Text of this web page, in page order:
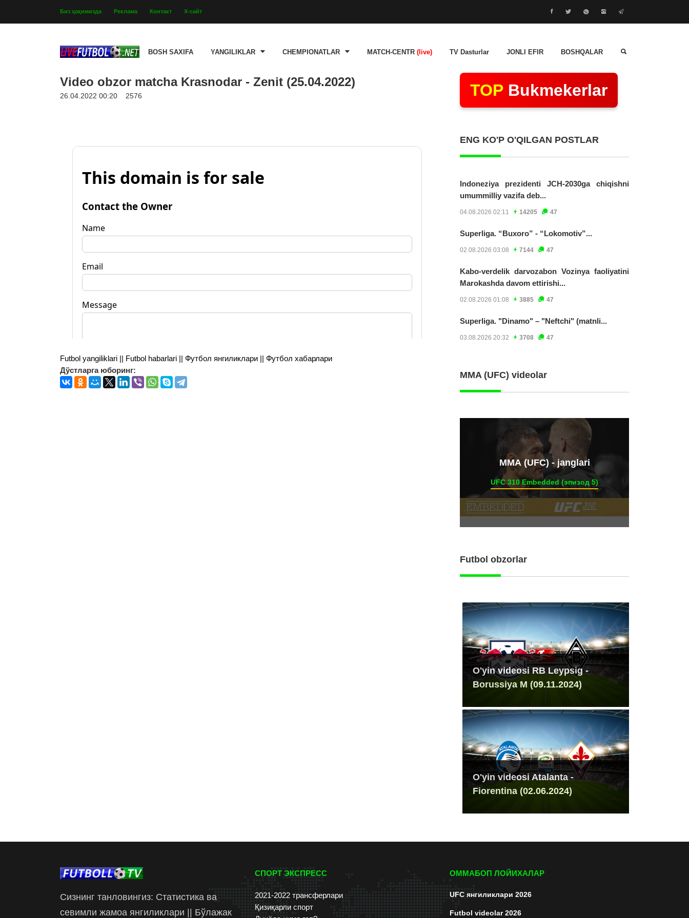
Биз ҳақимизда Реклама Контакт Х-сайт
BOSH SAXIFA YANGILIKLAR CHEMPIONATLAR MATCH-CENTR (live) TV Dasturlar JONLI EFIR BOSHQALAR
Video obzor matcha Krasnodar - Zenit (25.04.2022)
26.04.2022 00:20 2576
Futbol yangiliklari || Futbol habarlari || Футбол янгиликлари || Футбол хабарлари
Дўстларга юборинг:
TOP Bukmekerlar
ENG KO'P O'QILGAN POSTLAR
Indoneziya prezidenti JCH-2030ga chiqishni
umummilliy vazifa deb...
04.08.2026 02:11 14205 47
Superliga. “Buxoro” - “Lokomotiv”...
02.08.2026 03:08 7144 47
Kabo-verdelik darvozabon Vozinya faoliyatini
Marokashda davom ettirishi...
02.08.2026 01:08 3885 47
Superliga. "Dinamo" – "Neftchi" (matnli...
03.08.2026 20:32 3708 47
MMA (UFC) videolar
ММА (UFC) - janglari
UFC 310 Embedded (эпизод 5)
Futbol obzorlar
O'yin videosi RB Leypsig -
Borussiya M (09.11.2024)
O'yin videosi Atalanta -
Fiorentina (02.06.2024)
Сизнинг танловингиз: Статистика ва
севимли жамоа янгиликлари || Бўлажак
СПОРТ ЭКСПРЕСС
2021-2022 трансферлари
Қизиқарли спорт
ОММАБОП ЛОЙИХАЛАР
UFC янгиликлари 2026
Futbol videolar 2026